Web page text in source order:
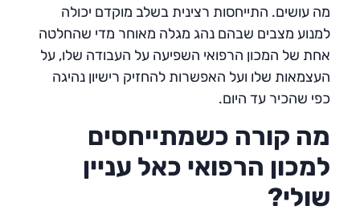
מה עושים. התייחסות רצינית בשלב מוקדם יכולה
למנוע מצבים שבהם נהג מגלה מאוחר מדי שהחלטה
אחת של המכון הרפואי השפיעה על העבודה שלו, על
העצמאות שלו ועל האפשרות להחזיק רישיון נהיגה
כפי שהכיר עד היום.
מה קורה כשמתייחסים
למכון הרפואי כאל עניין
שולי?